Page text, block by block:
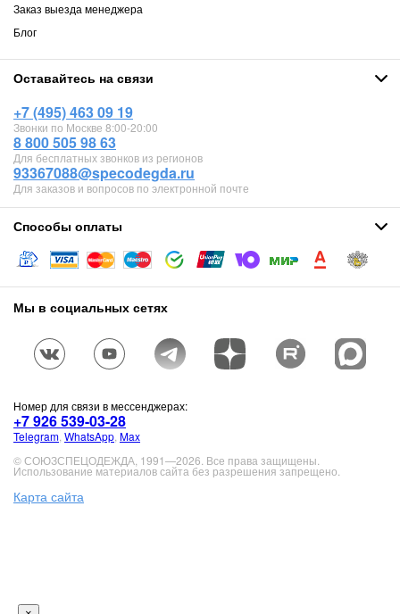
Заказ выезда менеджера
Блог
Оставайтесь на связи
+7 (495) 463 09 19
Звонки по Москве 8:00-20:00
8 800 505 98 63
Для бесплатных звонков из регионов
93367088@specodegda.ru
Для заказов и вопросов по электронной почте
Способы оплаты
Мы в социальных сетях
Номер для связи в мессенджерах:
+7 926 539-03-28
Telegram WhatsApp Max
© СОЮЗСПЕЦОДЕЖДА, 1991—2026. Все права защищены.
Использование материалов сайта без разрешения запрещено.
Карта сайта